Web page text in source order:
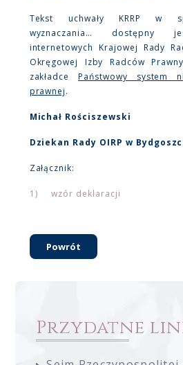
Tekst uchwały KRRP w
wyznaczania… dostępny
internetowych Krajowej Rady
Okręgowej Izby Radców
zakładcePaństwowy system
prawnej.
Michał Rościszewski
Dziekan Rady OIRP w
Załącznik:
1) wzór deklaracji
Powrót
Przydatne